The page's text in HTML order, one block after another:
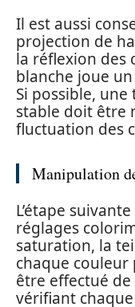
Il est aussi
projection de
la réflexion des
blanche joue
Si possible,
stable doit être
fluctuation des
Manipulation
L’étape
réglages
saturation, la
chaque couleur
être effectué
vérifiant